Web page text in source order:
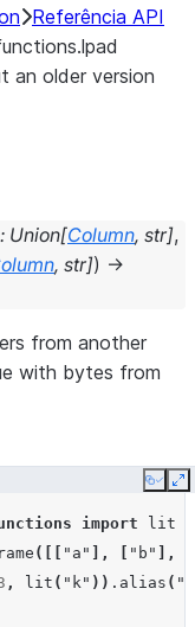
Referência API
an older version
: Union[Column, str],
, str]) →
from another
with bytes from
Copy
import
lit
([[ "a" ], "b" ],
, lit ( "k" )) . alias (